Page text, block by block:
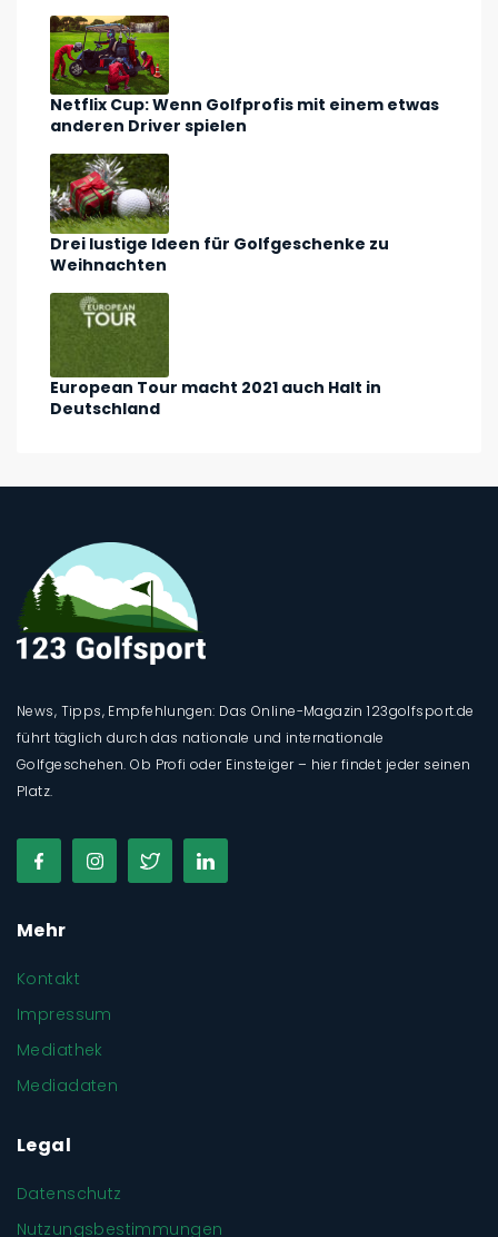
Netflix Cup: Wenn Golfprofis mit einem etwas
anderen Driver spielen
Drei lustige Ideen für Golfgeschenke zu
Weihnachten
European Tour macht 2021 auch Halt in
Deutschland
News, Tipps, Empfehlungen: Das Online-Magazin 123golfsport.de
führt täglich durch das nationale und internationale
Golfgeschehen. Ob Profi oder Einsteiger – hier findet jeder seinen
Platz.
Mehr
Kontakt
Impressum
Mediathek
Mediadaten
Legal
Datenschutz
Nutzungsbestimmungen